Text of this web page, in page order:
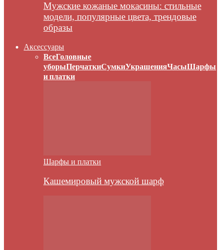
Мужские кожаные мокасины: стильные
модели, популярные цвета, трендовые
образы
Аксессуары
ВсеГоловные
уборыПерчаткиСумкиУкрашенияЧасыШарфы
и платки
Шарфы и платки
Кашемировый мужской шарф